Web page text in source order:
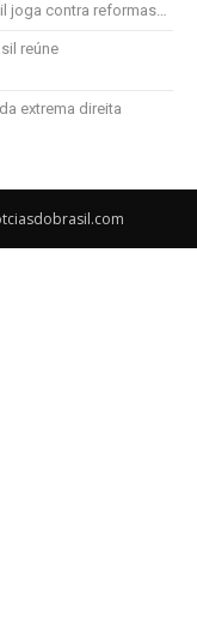
joga contra reformas…
reúne
extrema direita